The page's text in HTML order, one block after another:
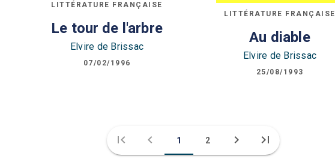
LITTÉRATURE FRANÇAISE
Le tour de l'arbre
Elvire de Brissac
07/02/1996
LITTÉRATURE FRANÇAISE
Au diable
Elvire de Brissac
25/08/1993
first_page chevron_left 1 2 chevron_right last_page